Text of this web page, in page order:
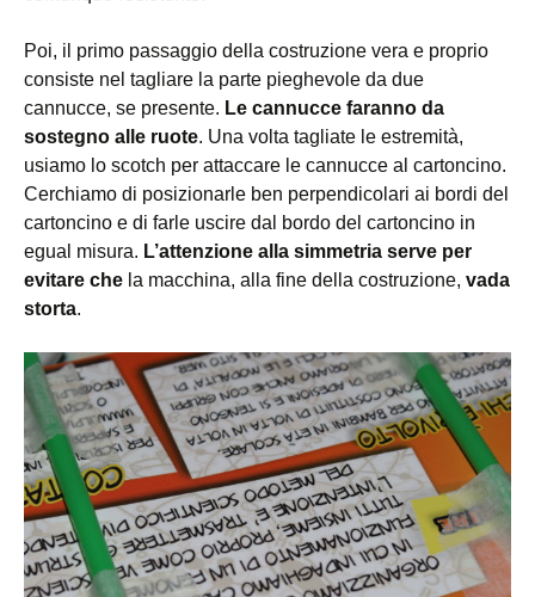
Poi, il primo passaggio della costruzione vera e proprio
consiste nel tagliare la parte pieghevole da due
cannucce, se presente. Le cannucce faranno da
sostegno alle ruote. Una volta tagliate le estremità,
usiamo lo scotch per attaccare le cannucce al cartoncino.
Cerchiamo di posizionarle ben perpendicolari ai bordi del
cartoncino e di farle uscire dal bordo del cartoncino in
egual misura. L’attenzione alla simmetria serve per
evitare che la macchina, alla fine della costruzione, vada
storta.